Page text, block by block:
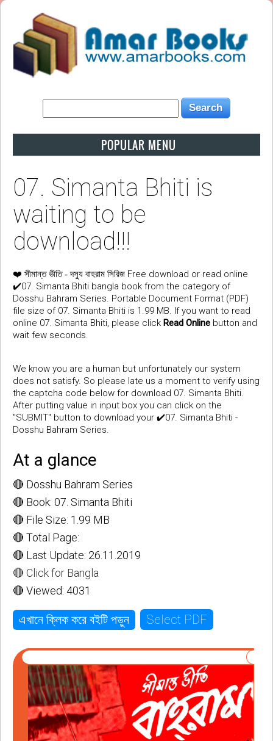
POPULAR MENU
07. Simanta Bhiti is
waiting to be
download!!!
❤️ সীমান্ত ভীতি - দস্যু বাহরাম সিরিজ Free download or read online
✔️07. Simanta Bhiti bangla book from the category of
Dosshu Bahram Series. Portable Document Format (PDF)
file size of 07. Simanta Bhiti is 1.99 MB. If you want to read
online 07. Simanta Bhiti, please click Read Online button and
wait few seconds.
We know you are a human but unfortunately our system
does not satisfy. So please late us a moment to verify using
the captcha code below for download 07. Simanta Bhiti.
After putting value in input box you can click on the
"SUBMIT" button to download your ✔️07. Simanta Bhiti -
Dosshu Bahram Series.
At a glance
🔴 Dosshu Bahram Series
🔴 Book: 07. Simanta Bhiti
🔴 File Size: 1.99 MB
🔴 Total Page:
🔴 Last Update: 26.11.2019
🔴 Click for Bangla
🔴 Viewed: 4031
এখানে ক্লিক করে বইটি পড়ুন Select PDF